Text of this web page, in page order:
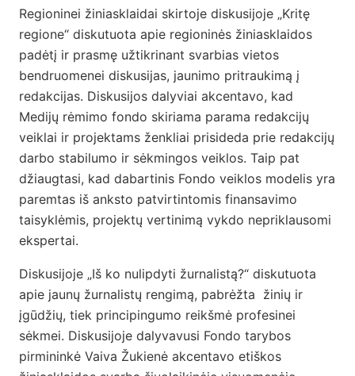
Regioninei žiniasklaidai skirtoje diskusijoje „Kritę
regione“ diskutuota apie regioninės žiniasklaidos
padėtį ir prasmę užtikrinant svarbias vietos
bendruomenei diskusijas, jaunimo pritraukimą į
redakcijas. Diskusijos dalyviai akcentavo, kad
Medijų rėmimo fondo skiriama parama redakcijų
veiklai ir projektams ženkliai prisideda prie redakcijų
darbo stabilumo ir sėkmingos veiklos. Taip pat
džiaugtasi, kad dabartinis Fondo veiklos modelis yra
paremtas iš anksto patvirtintomis finansavimo
taisyklėmis, projektų vertinimą vykdo nepriklausomi
ekspertai.
Diskusijoje „Iš ko nulipdyti žurnalistą?“ diskutuota
apie jaunų žurnalistų rengimą, pabrėžta žinių ir
įgūdžių, tiek principingumo reikšmė profesinei
sėkmei. Diskusijoje dalyvavusi Fondo tarybos
pirmininkė Vaiva Žukienė akcentavo etiškos